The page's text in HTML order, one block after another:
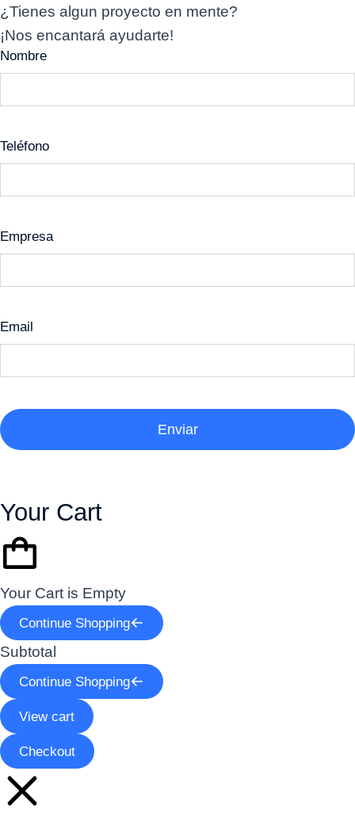
¿Tienes algun proyecto en mente?
¡Nos encantará ayudarte!
Nombre
Teléfono
Empresa
Email
Enviar
Your Cart
Your Cart is Empty
Continue Shopping
Subtotal
Continue Shopping
View cart
Checkout